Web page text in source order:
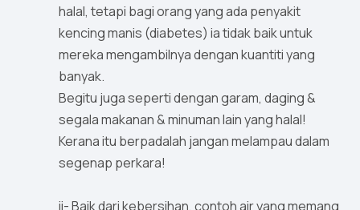
halal, tetapi bagi orang yang ada penyakit
kencing manis (diabetes) ia tidak baik untuk
mereka mengambilnya dengan kuantiti yang
banyak.
Begitu juga seperti dengan garam, daging &
segala makanan & minuman lain yang halal!
Kerana itu berpadalah jangan melampau dalam
segenap perkara!
ii- Baik dari kebersihan, contoh air yang memang